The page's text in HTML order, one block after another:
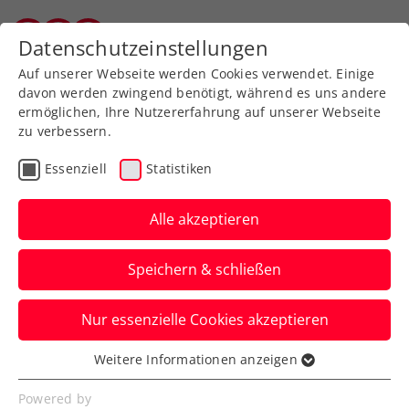
Zurück zur Newsübersicht
Turniere
Erste Bank Open:
Erler/Miedler mit starker
Vorstellung ins Halbfinale
Österreichs Spitzendoppel setzt sich im
Viertelfinale des ATP-500-Heimturniers in
Wien klar durch.
Verfasst von: Manuel Wachta, 25.10.2024
Datenschutzeinstellungen
Auf unserer Webseite werden Cookies verwendet. Einige
davon werden zwingend benötigt, während es uns andere
ermöglichen, Ihre Nutzererfahrung auf unserer Webseite
zu verbessern.
Essenziell Statistiken
Alle akzeptieren
Speichern & schließen
Nur essenzielle Cookies akzeptieren
Essenziell
Essenzielle Cookies werden für grundlegende
Weitere Informationen anzeigen
Powered by